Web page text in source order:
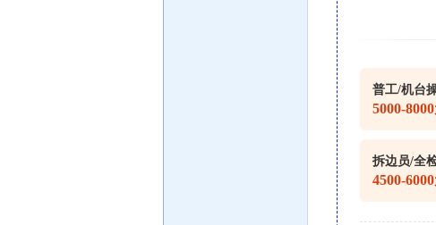
普工/机台
5000-
拆边员/全
4500-